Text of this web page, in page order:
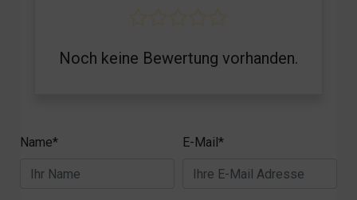
Noch keine Bewertung vorhanden.
Name* E-Mail*